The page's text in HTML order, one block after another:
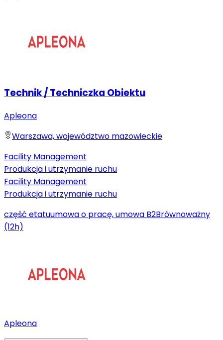
Technik / Techniczka Obiektu
Apleona
Warszawa, województwo mazowieckie
Facility Management
Produkcja i utrzymanie ruchu
Facility Management
Produkcja i utrzymanie ruchu
część etatuumowa o pracę, umowa B2Brównoważny
(12h)
Apleona